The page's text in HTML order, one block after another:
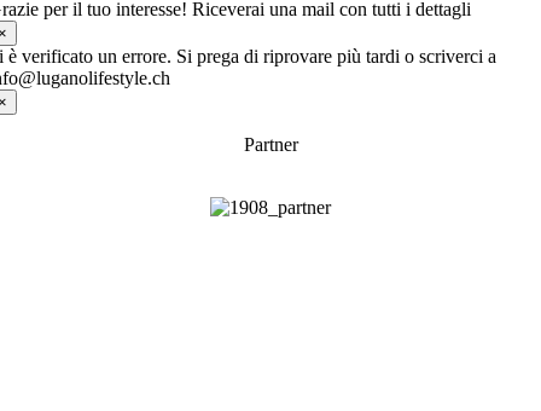
per il tuo interesse! Riceverai una mail con tutti i dettagli
è verificato un errore. Si prega di riprovare più tardi o scriverci a
Partner